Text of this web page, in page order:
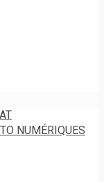
NUMÉRIQUES